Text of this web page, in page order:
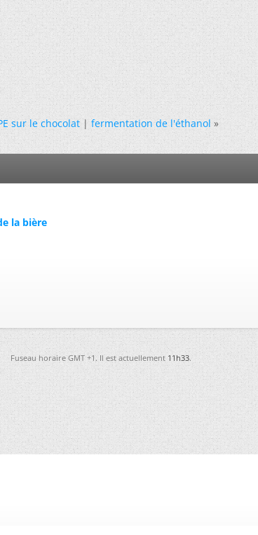
sur le chocolat|fermentation de l'éthanol »
la bière
Fuseau horaire GMT +1. Il est actuellement11h33.